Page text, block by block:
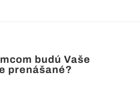
budú Vaše
prenášané?